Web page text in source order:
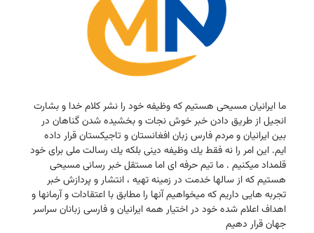
ما ایرانیان مسیحی هستیم كه وظیفه خود را نشر كلام خدا و بشارت
انجیل از طریق دادن خبر خوش نجات و بخشیده شدن گناهان در
بین ایرانیان و مردم فارس زبان افغانستان و تاجیكستان قرار داده
ایم. این امر را نه فقط یك وظیفه دینی بلكه یك رسالت ملی برای خود
قلمداد میكنیم . ما تیم حرفه ای اما مستقل خبر رسانی مسیحی
هستیم كه از سالها خدمت در زمینه تهیه ، انتشار و پردازش خبر
تجربه هایی داریم كه میخواهیم آنها را مطابق با اعتقادات و آرمانها و
اهداف اعلام شده خود در اختیار همه ایرانیان و فارسی زبانان سراسر
جهان قرار دهیم